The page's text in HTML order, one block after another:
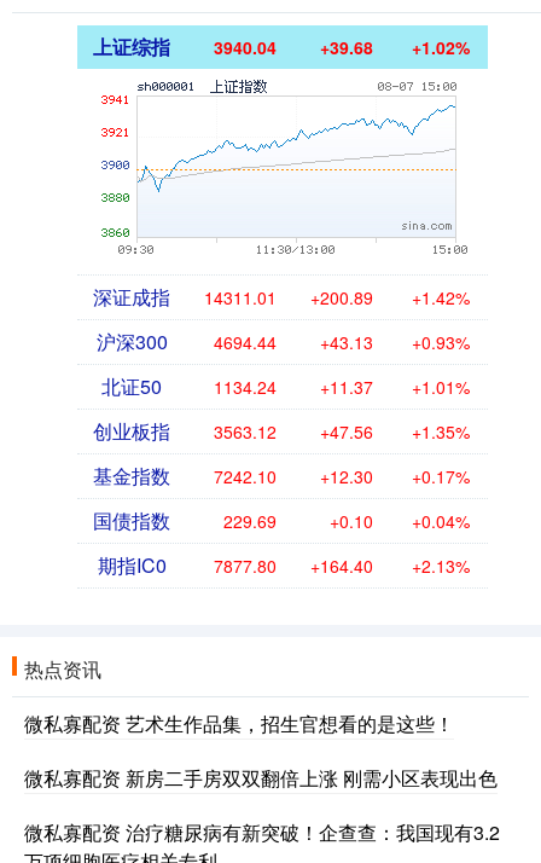
上证综指 3940.04 +39.68 +1.02%
深证成指 14311.01 +200.89 +1.42%
沪深300 4694.44 +43.13 +0.93%
北证50 1134.24 +11.37 +1.01%
创业板指 3563.12 +47.56 +1.35%
基金指数 7242.10 +12.30 +0.17%
国债指数 229.69 +0.10 +0.04%
期指IC0 7877.80 +164.40 +2.13%
热点资讯
微私寡配资 艺术生作品集，招生官想看的是这些！
微私寡配资 新房二手房双双翻倍上涨 刚需小区表现出色
微私寡配资 治疗糖尿病有新突破！企查查：我国现有3.2